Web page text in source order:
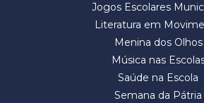
Jogos Escolares
Literatura em
Menina dos Olhos
Música nas
Saúde na Escola
Semana da Pátria